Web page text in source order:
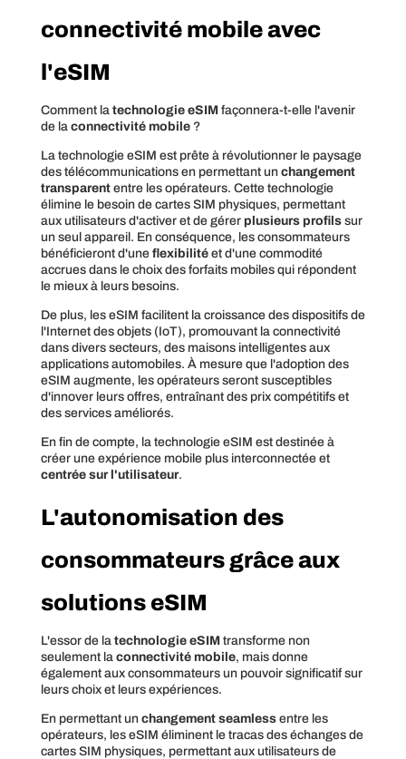
connectivité mobile avec
l'eSIM
Comment la technologie eSIMfaçonnera-t-elle l'avenir
de la connectivité mobile?
La technologie eSIM est prête à révolutionner le paysage
des télécommunications en permettant un changement
transparententre les opérateurs. Cette technologie
élimine le besoin de cartes SIM physiques, permettant
aux utilisateurs d'activer et de gérer plusieurs profilssur
un seul appareil. En conséquence, les consommateurs
bénéficieront d'une flexibilitéet d'une commodité
accrues dans le choix des forfaits mobiles qui répondent
le mieux à leurs besoins.
De plus, les eSIM facilitent la croissance des dispositifs de
l'Internet des objets (IoT), promouvant la connectivité
dans divers secteurs, des maisons intelligentes aux
applications automobiles. À mesure que l'adoption des
eSIM augmente, les opérateurs seront susceptibles
d'innover leurs offres, entraînant des prix compétitifs et
des services améliorés.
En fin de compte, la technologie eSIM est destinée à
créer une expérience mobile plus interconnectée et
centrée sur l'utilisateur.
L'autonomisation des
consommateurs grâce aux
solutions eSIM
L'essor de la technologie eSIMtransforme non
seulement la connectivité mobile, mais donne
également aux consommateurs un pouvoir significatif sur
leurs choix et leurs expériences.
En permettant un changement seamlessentre les
opérateurs, les eSIM éliminent le tracas des échanges de
cartes SIM physiques, permettant aux utilisateurs de